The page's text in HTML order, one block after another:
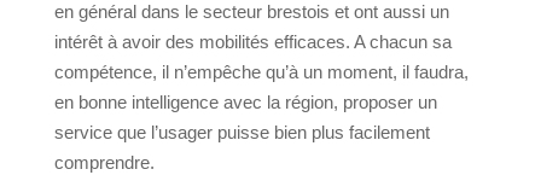
en général dans le secteur brestois et ont aussi un
intérêt à avoir des mobilités efficaces. A chacun sa
compétence, il n’empêche qu’à un moment, il faudra,
en bonne intelligence avec la région, proposer un
service que l’usager puisse bien plus facilement
comprendre.